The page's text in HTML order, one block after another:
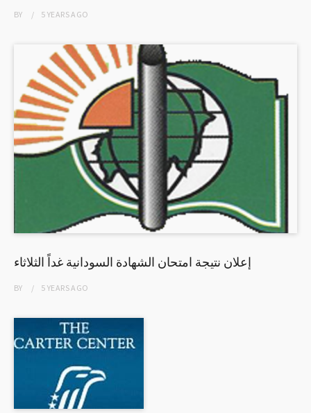
BY 5 YEARSAGO
إعلان نتيجة امتحان الشهادة السودانية غداً الثلاثاء
BY 5 YEARSAGO